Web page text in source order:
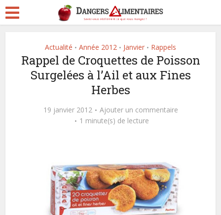
Actualité • Année 2012 • Janvier • Rappels
Rappel de Croquettes de Poisson
Surgelées à l’Ail et aux Fines
Herbes
19 janvier 2012
Ajouter un commentaire
1 minute(s) de lecture